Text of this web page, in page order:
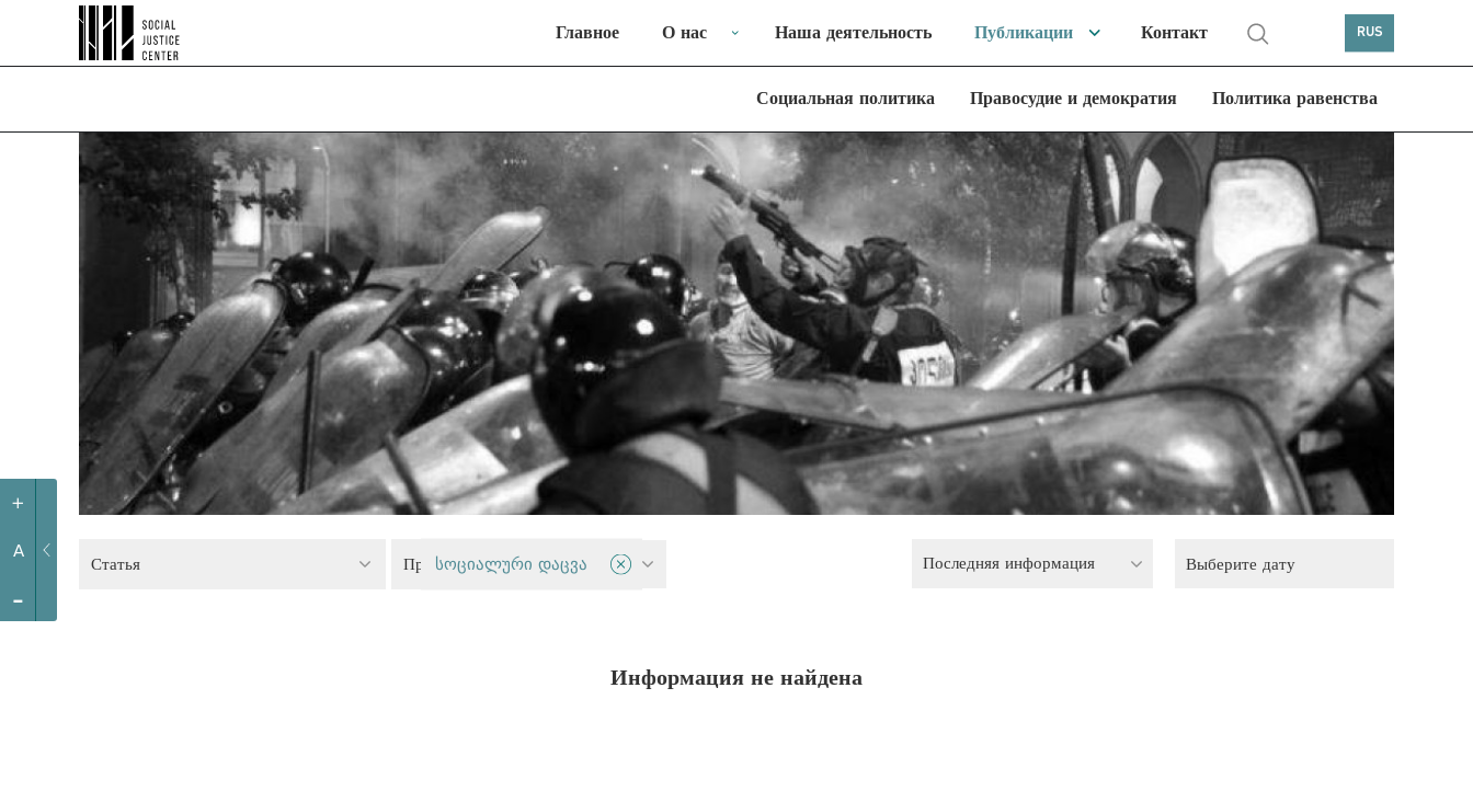
+
A
-
Главное О нас Наша деятельность Публикации Контакт RUS
Социальная политика Правосудие и демократия Политика равенства
Статья Правоохранительная система
სოციალური დაცვა Последняя информация
Информация не найдена